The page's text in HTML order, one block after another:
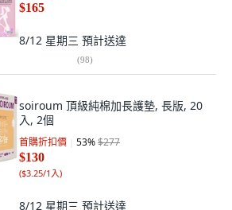
$165
8/12 星期三 預計送達
(98)
soiroum 頂級純棉加長護墊, 長版, 20
入, 2個
首購折扣價 53%$277
$130
($3.25/1入)
8/12 星期三 預計送達